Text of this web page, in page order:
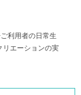
利用者の日常生
リエーションの実